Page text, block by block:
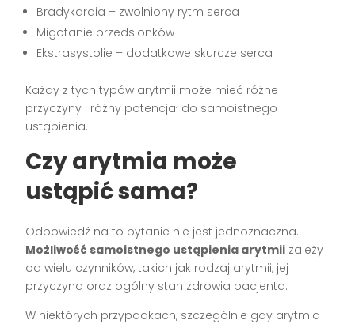
Bradykardia – zwolniony rytm serca
Migotanie przedsionków
Ekstrasystolie – dodatkowe skurcze serca
Każdy z tych typów arytmii może mieć różne
przyczyny i różny potencjał do samoistnego
ustąpienia.
Czy arytmia może
ustąpić sama?
Odpowiedź na to pytanie nie jest jednoznaczna.
Możliwość samoistnego ustąpienia arytmii zależy
od wielu czynników, takich jak rodzaj arytmii, jej
przyczyna oraz ogólny stan zdrowia pacjenta.
W niektórych przypadkach, szczególnie gdy arytmia